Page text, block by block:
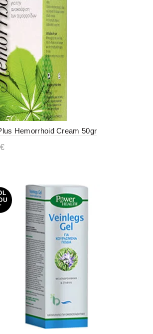
Hemorrhoid Cream 50gr
€